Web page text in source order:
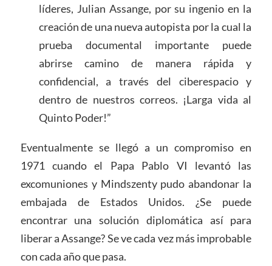
líderes, Julian Assange, por su ingenio en la
creación de una nueva autopista por la cual la
prueba documental importante puede
abrirse camino de manera rápida y
confidencial, a través del ciberespacio y
dentro de nuestros correos. ¡Larga vida al
Quinto Poder!”
Eventualmente se llegó a un compromiso en
1971 cuando el Papa Pablo VI levantó las
excomuniones y Mindszenty pudo abandonar la
embajada de Estados Unidos. ¿Se puede
encontrar una solución diplomática así para
liberar a Assange? Se ve cada vez más improbable
con cada año que pasa.